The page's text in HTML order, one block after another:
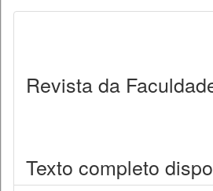
Revista da
Texto completo